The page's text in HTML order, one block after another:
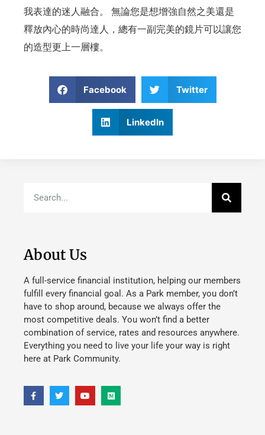
我表達的迷人融合。 無論您是想增強自然之美還是
釋放內心的時尚達人，總有一副完美的鏡片可以讓您
的造型更上一層樓。
Facebook Twitter
LinkedIn
About Us
A full-service financial institution, helping our members
fulfill every financial goal. As a Park member, you don’t
have to shop around, because we always offer the
most competitive deals. You won’t find a better
combination of service, rates and resources anywhere.
Everything you need to live your life your way is right
here at Park Community.